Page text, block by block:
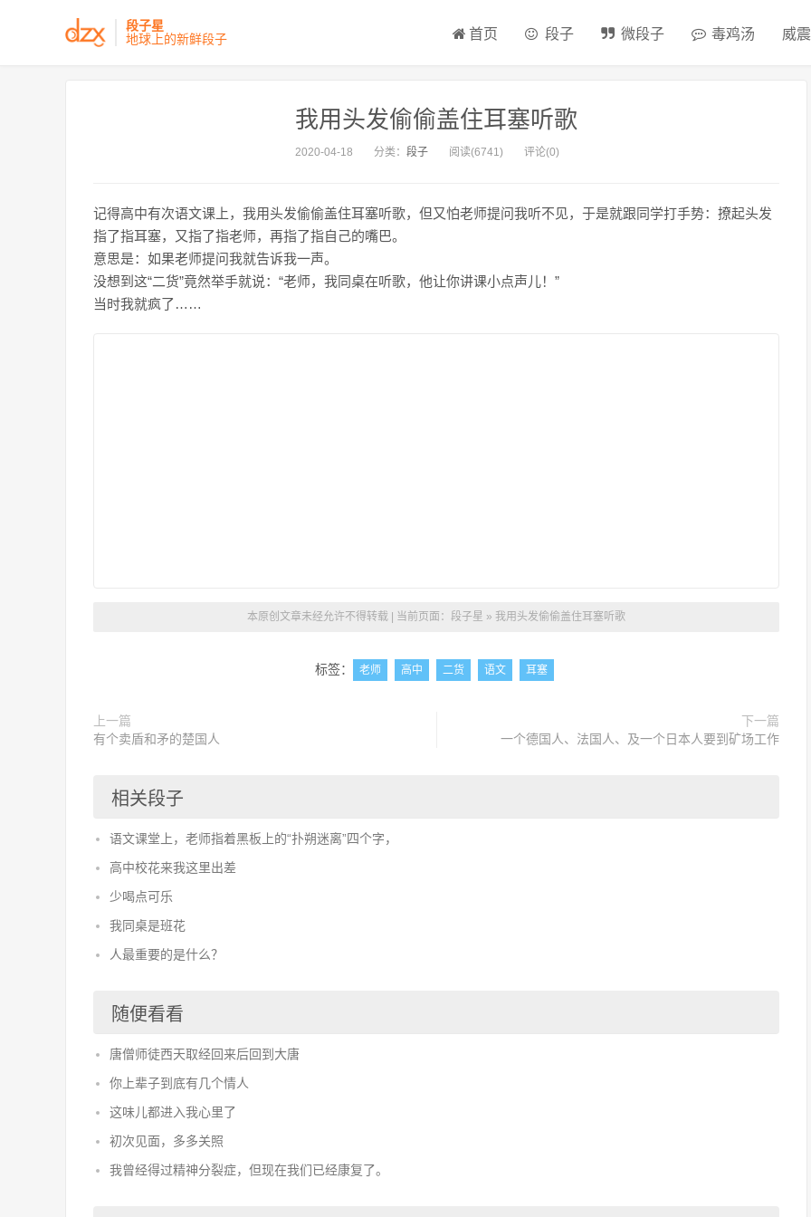
段子星
地球上的新鲜段子
首页 段子 微段子 毒鸡汤 威
我用头发偷偷盖住耳塞听歌
2020-04-18 分类： 段子 阅读(6741) 评论(0)
记得高中有次语文课上，我用头发偷偷盖住耳塞听歌，但又怕老师提问我听不见，于是就跟同学打手势：撩起头发
指了指耳塞，又指了指老师，再指了指自己的嘴巴。
意思是：如果老师提问我就告诉我一声。
没想到这“二货”竟然举手就说：“老师，我同桌在听歌，他让你讲课小点声儿！”
当时我就疯了……
本原创文章未经允许不得转载 | 当前页面： 段子星 » 我用头发偷偷盖住耳塞听歌
标签： 老师 高中 二货 语文 耳塞
上一篇
有个卖盾和矛的楚国人
下一篇
一个德国人、法国人、及一个日本人要到矿场工作
相关段子
语文课堂上，老师指着黑板上的“扑朔迷离”四个字，
高中校花来我这里出差
少喝点可乐
我同桌是班花
人最重要的是什么？
随便看看
唐僧师徒西天取经回来后回到大唐
你上辈子到底有几个情人
这味儿都进入我心里了
初次见面，多多关照
我曾经得过精神分裂症，但现在我们已经康复了。